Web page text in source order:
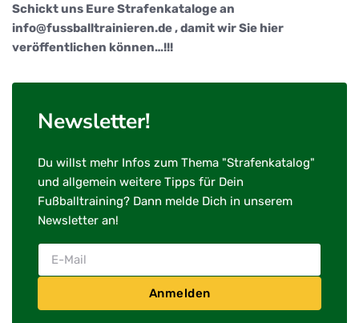
Schickt uns Eure Strafenkataloge an
info@fussballtrainieren.de , damit wir Sie hier
veröffentlichen können…!!!
Newsletter!
Du willst mehr Infos zum Thema "Strafenkatalog"
und allgemein weitere Tipps für Dein
Fußballtraining? Dann melde Dich in unserem
Newsletter an!
Anmelden